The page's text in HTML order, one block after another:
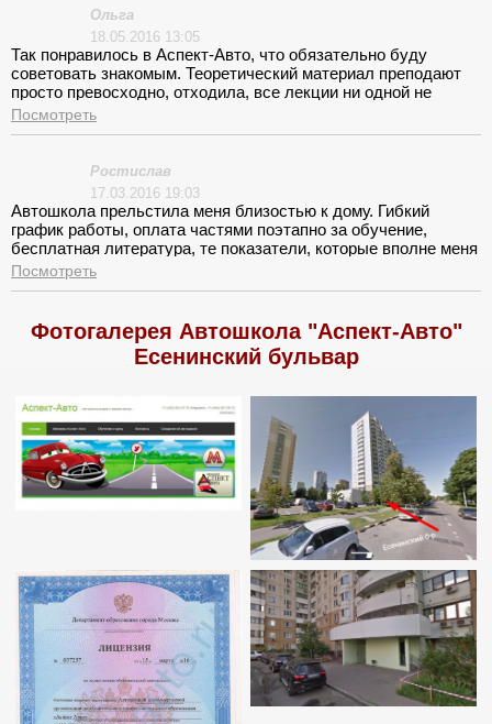
Ольга
18.05.2016 13:05
Так понравилось в Аспект-Авто, что обязательно буду
советовать знакомым. Теоретический материал преподают
просто превосходно, отходила, все лекции ни одной не
пропустила. На первых трех занятиях по вождению довольно
сильно перенервничала, но как нестранно выполняла все
четвертой! Так что мой инструктор отличился просто
ангельским терпением. При таком отношении к себе ждала с
большим нетерпением следующего занятия.
Посмотреть
Ростислав
17.03.2016 19:03
Автошкола прельстила меня близостью к дому. Гибкий
график работы, оплата частями поэтапно за обучение,
бесплатная литература, те показатели, которые вполне меня
устраивали. Инцидент возник во время выпускных
экзаменов в ГИБДД. С меня потребовали дополнительные
Посмотреть
Фотогалерея Автошкола "Аспект-Авто"
Есенинский бульвар